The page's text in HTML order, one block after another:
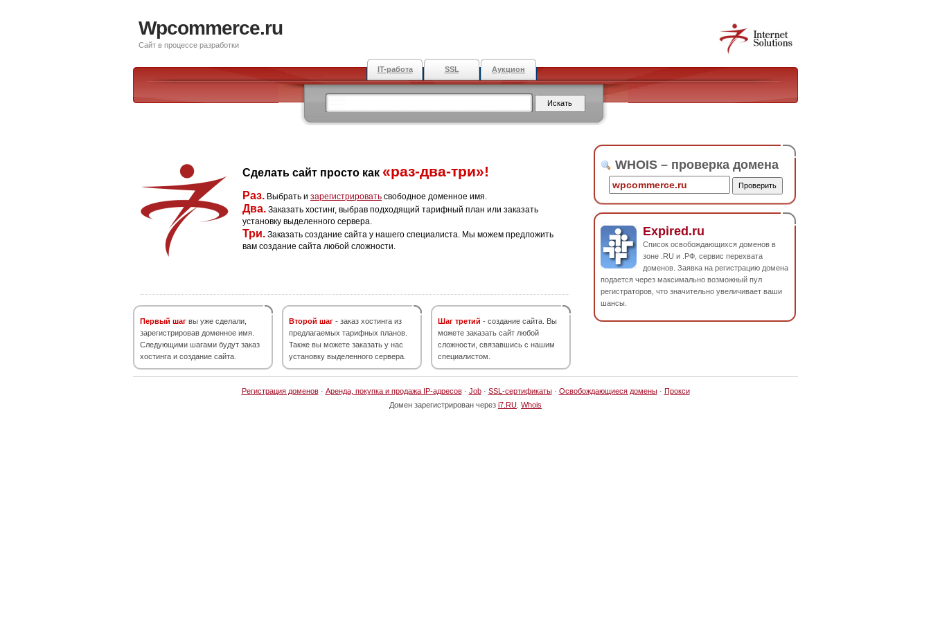
Wpcommerce.ru
Сайт в процессе разработки
IT-работа SSL Аукцион
Сделать сайт просто как «раз-два-три»!
Раз. Выбрать и зарегистрировать свободное доменное имя.
Два. Заказать хостинг, выбрав подходящий тарифный план или заказать
установку выделенного сервера.
Три. Заказать создание сайта у нашего специалиста. Мы можем предложить
вам создание сайта любой сложности.
Первый шаг вы уже сделали,
зарегистрировав доменное имя.
Следующими шагами будут заказ
хостинга и создание сайта.
Второй шаг - заказ хостинга из
предлагаемых тарифных планов.
Также вы можете заказать у нас
установку выделенного сервера.
Шаг третий - создание сайта. Вы
можете заказать сайт любой
сложности, связавшись с нашим
специалистом.
WHOIS – проверка домена
Expired.ru
Список освобождающихся доменов в
зоне .RU и .РФ, сервис перехвата
доменов. Заявка на регистрацию домена
подается через максимально возможный пул
регистраторов, что значительно увеличивает ваши
шансы.
Регистрация доменов· Аренда, покупка и продажа IP-адресов· Job· SSL-сертификаты· Освобождающиеся домены· Прокси
Домен зарегистрирован через i7.RU Whois